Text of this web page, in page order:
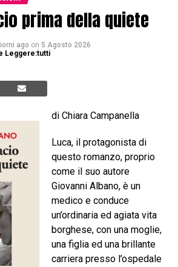
prima della quiete
ago on 5 Agosto 2026
Leggere:tutti
di Chiara Campanella
Luca, il protagonista di
questo romanzo, proprio
come il suo autore
Giovanni Albano, è un
medico e conduce
un’ordinaria ed agiata vita
borghese, con una moglie,
una figlia ed una brillante
carriera presso l’ospedale